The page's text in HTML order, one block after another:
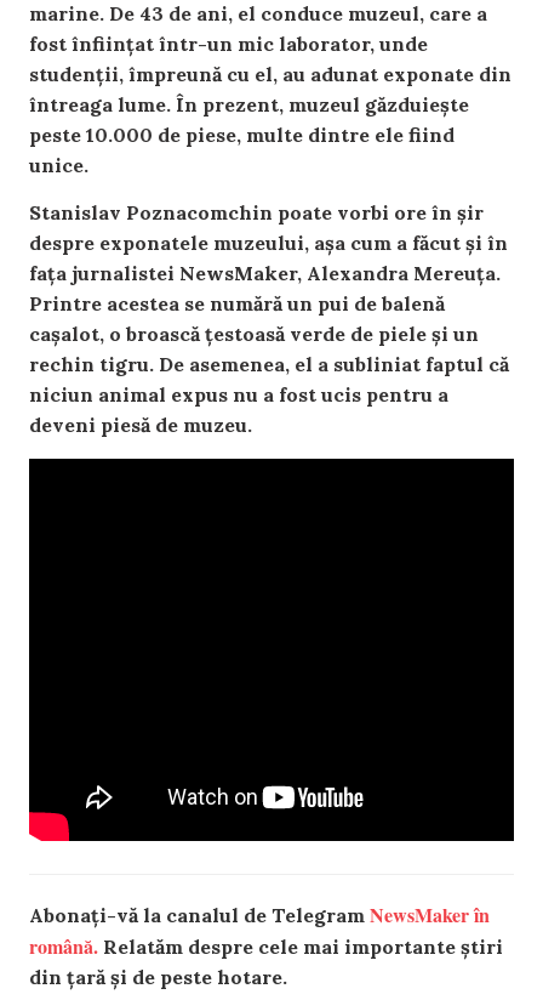
marine. De 43 de ani, el conduce muzeul, care a
fost înființat într-un mic laborator, unde
studenții, împreună cu el, au adunat exponate din
întreaga lume. În prezent, muzeul găzduiește
peste 10.000 de piese, multe dintre ele fiind
unice.
Stanislav Poznacomchin poate vorbi ore în șir
despre exponatele muzeului, așa cum a făcut și în
fața jurnalistei NewsMaker, Alexandra Mereuța.
Printre acestea se numără un pui de balenă
cașalot, o broască țestoasă verde de piele și un
rechin tigru. De asemenea, el a subliniat faptul că
niciun animal expus nu a fost ucis pentru a
deveni piesă de muzeu.
Abonați-vă la canalul de Telegram NewsMaker în
română. Relatăm despre cele mai importante știri
din țară și de peste hotare.